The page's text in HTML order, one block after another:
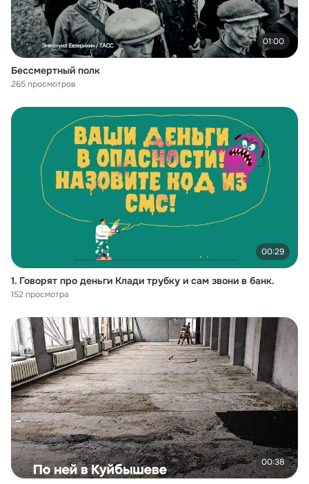
01:00
Бессмертный полк
265 просмотров
00:29
1. Говорят про деньги Клади трубку и сам звони в банк.
152 просмотра
00:38